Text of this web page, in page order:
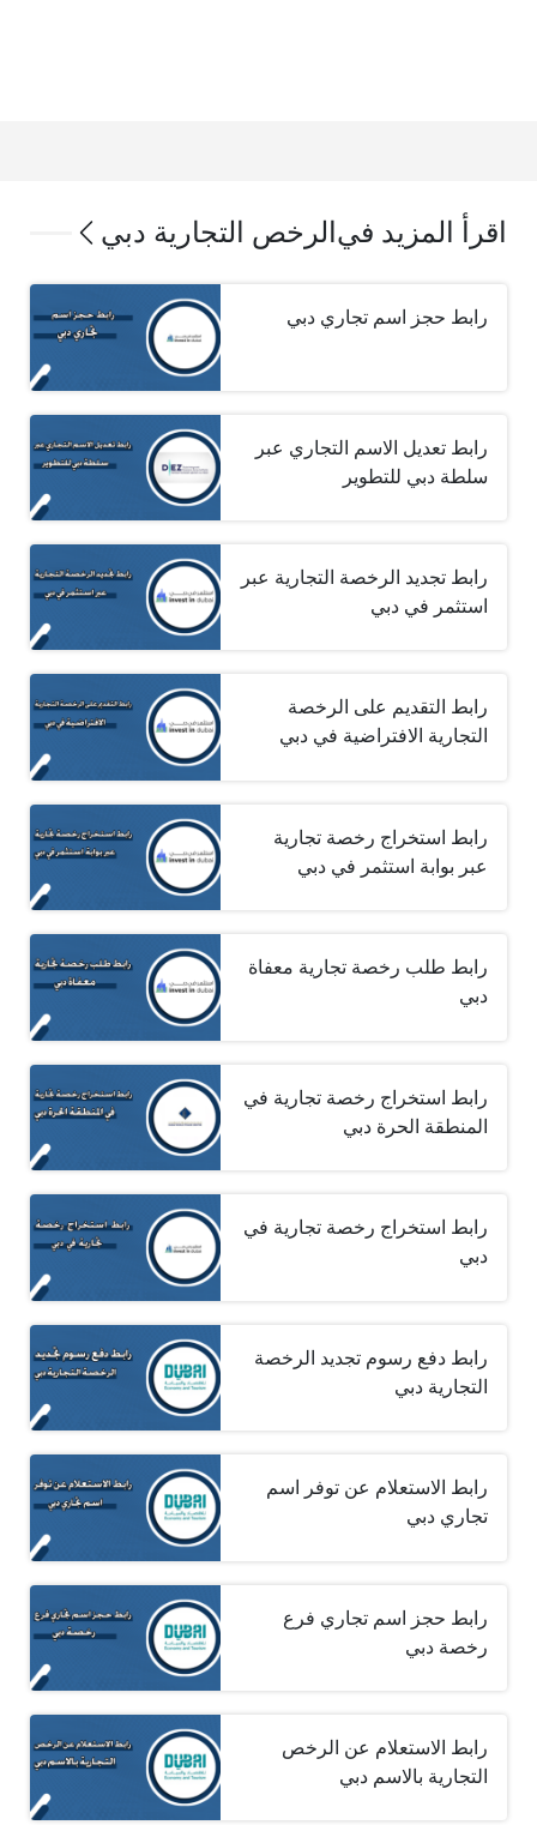
اقرأ المزيد في الرخص التجارية دبي
رابط حجز اسم تجاري دبي
رابط تعديل الاسم التجاري عبر
سلطة دبي للتطوير
رابط تجديد الرخصة التجارية عبر
استثمر في دبي
رابط التقديم على الرخصة
التجارية الافتراضية في دبي
رابط استخراج رخصة تجارية
عبر بوابة استثمر في دبي
رابط طلب رخصة تجارية معفاة
دبي
رابط استخراج رخصة تجارية في
المنطقة الحرة دبي
رابط استخراج رخصة تجارية في
دبي
رابط دفع رسوم تجديد الرخصة
التجارية دبي
رابط الاستعلام عن توفر اسم
تجاري دبي
رابط حجز اسم تجاري فرع
رخصة دبي
رابط الاستعلام عن الرخص
التجارية بالاسم دبي